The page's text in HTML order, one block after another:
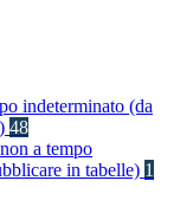
indeterminato (da
48
a tempo
in tabelle) 1